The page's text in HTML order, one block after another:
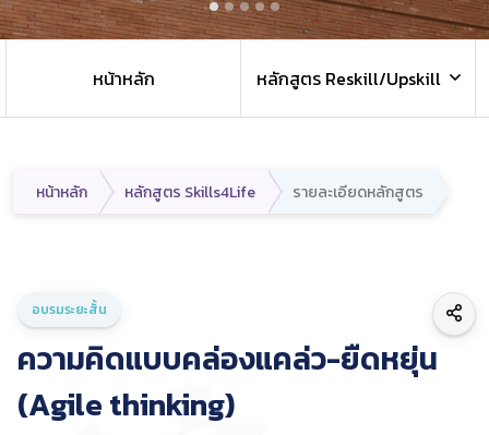
หน้าหลัก หลักสูตร Reskill/Upskill
หน้าหลัก หลักสูตร Skills4Life รายละเอียดหลักสูตร
อบรมระยะสั้น
ความคิดแบบคล่องแคล่ว-ยืดหยุ่น
(Agile thinking)